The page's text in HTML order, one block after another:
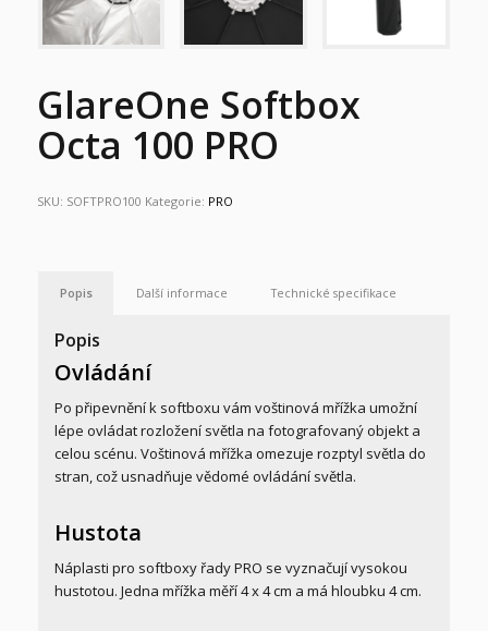
GlareOne Softbox
Octa 100 PRO
SKU: SOFTPRO100 Kategorie: PRO
Popis Další informace Technické specifikace
Popis
Ovládání
Po připevnění k softboxu vám voštinová mřížka umožní
lépe ovládat rozložení světla na fotografovaný objekt a
celou scénu. Voštinová mřížka omezuje rozptyl světla do
stran, což usnadňuje vědomé ovládání světla.
Hustota
Náplasti pro softboxy řady PRO se vyznačují vysokou
hustotou. Jedna mřížka měří 4 x 4 cm a má hloubku 4 cm.